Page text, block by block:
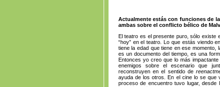
Actualmente estás con funciones de
ambas sobre el conflicto bélico de
El teatro es el presente puro, sólo existe
“hoy” en el teatro. Lo que estás viendo
tiene la edad que tiene en ese momento,
es un documento del tiempo, es una
Entonces yo creo que lo más
enemigos sobre el escenario que
reconstruyen en el sentido de
ayuda de los otros. En el cine lo se que
proceso de encuentro tuvo lugar,